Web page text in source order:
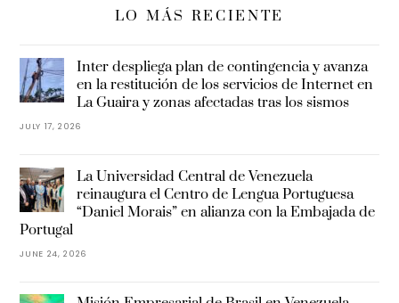
LO MÁS RECIENTE
Inter despliega plan de contingencia y avanza
en la restitución de los servicios de Internet en
La Guaira y zonas afectadas tras los sismos
JULY 17, 2026
La Universidad Central de Venezuela
reinaugura el Centro de Lengua Portuguesa
“Daniel Morais” en alianza con la Embajada de
Portugal
JUNE 24, 2026